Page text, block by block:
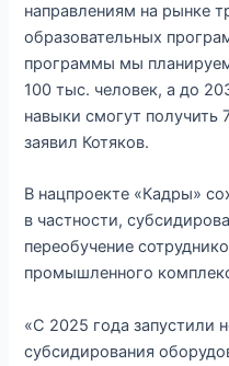
направлениям на рынке
образовательных
программы мы
100 тыс. человек, а до
навыки смогут
заявил Котяков.
В нацпроекте «Кадры»
в частности,
переобучение
промышленного
«С 2025 года запустили
субсидирования